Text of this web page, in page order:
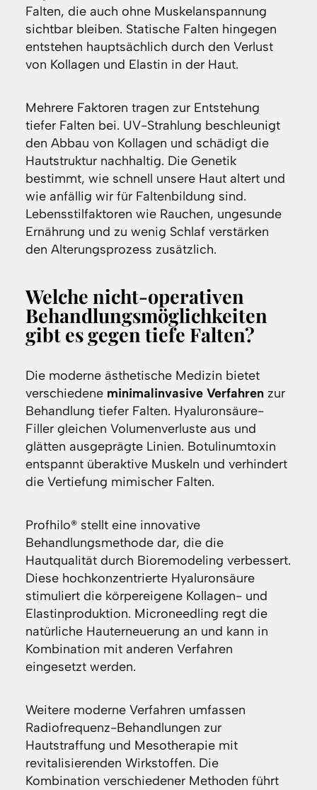
Falten, die auch ohne Muskelanspannung
sichtbar bleiben. Statische Falten hingegen
entstehen hauptsächlich durch den Verlust
von Kollagen und Elastin in der Haut.
Mehrere Faktoren tragen zur Entstehung
tiefer Falten bei. UV-Strahlung beschleunigt
den Abbau von Kollagen und schädigt die
Hautstruktur nachhaltig. Die Genetik
bestimmt, wie schnell unsere Haut altert und
wie anfällig wir für Faltenbildung sind.
Lebensstilfaktoren wie Rauchen, ungesunde
Ernährung und zu wenig Schlaf verstärken
den Alterungsprozess zusätzlich.
Welche nicht-operativen
Behandlungsmöglichkeiten
gibt es gegen tiefe Falten?
Die moderne ästhetische Medizin bietet
verschiedene minimalinvasive Verfahrenzur
Behandlung tiefer Falten. Hyaluronsäure-
Filler gleichen Volumenverluste aus und
glätten ausgeprägte Linien. Botulinumtoxin
entspannt überaktive Muskeln und verhindert
die Vertiefung mimischer Falten.
Profhilo® stellt eine innovative
Behandlungsmethode dar, die die
Hautqualität durch Bioremodeling verbessert.
Diese hochkonzentrierte Hyaluronsäure
stimuliert die körpereigene Kollagen- und
Elastinproduktion. Microneedling regt die
natürliche Hauterneuerung an und kann in
Kombination mit anderen Verfahren
eingesetzt werden.
Weitere moderne Verfahren umfassen
Radiofrequenz-Behandlungen zur
Hautstraffung und Mesotherapie mit
revitalisierenden Wirkstoffen. Die
Kombination verschiedener Methoden führt